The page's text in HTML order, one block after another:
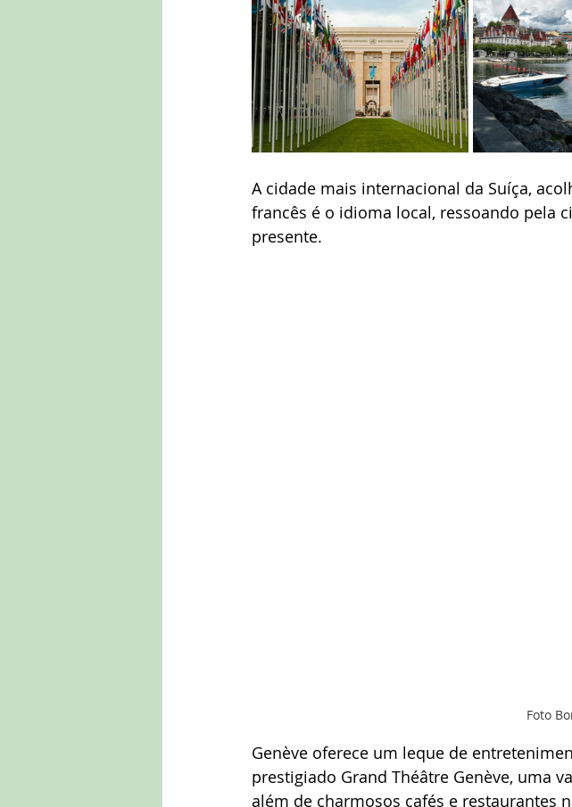
A cidade mais internacional da Suíça,
francês é o idioma local, ressoando pela
presente.
Foto
Genève oferece um leque de
prestigiado Grand Théâtre Genève, uma
além de charmosos cafés e restaurantes